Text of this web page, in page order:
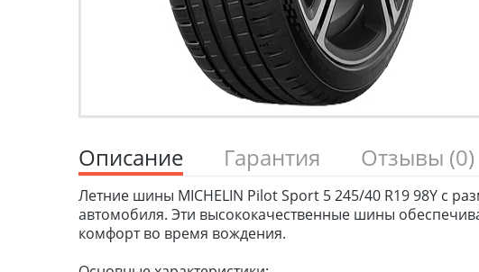
Описание Гарантия Отзывы (0)
Летние шины MICHELIN Pilot Sport 5 245/40 R19 98Y с
автомобиля. Эти высококачественные шины
комфорт во время вождения.